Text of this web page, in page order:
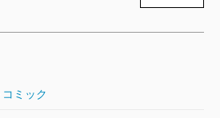
コミック